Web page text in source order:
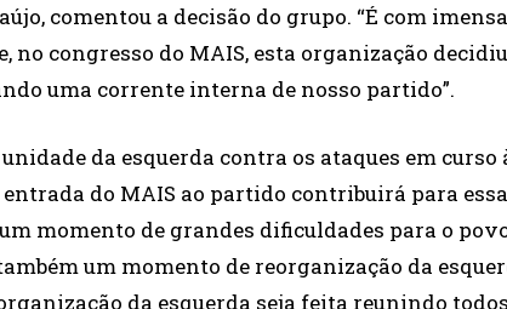
comentou a decisão do grupo. “É com
no congresso do MAIS, esta organização decidiu
uma corrente interna de nosso partido”.
da esquerda contra os ataques em curso
do MAIS ao partido contribuirá para essa
momento de grandes dificuldades para o
um momento de reorganização da
da esquerda seja feita reunindo